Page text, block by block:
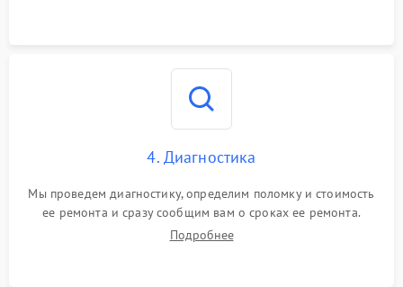
4. Диагностика
Мы проведем диагностику, определим поломку и стоимость
ее ремонта и сразу сообщим вам о сроках ее ремонта.
Подробнее